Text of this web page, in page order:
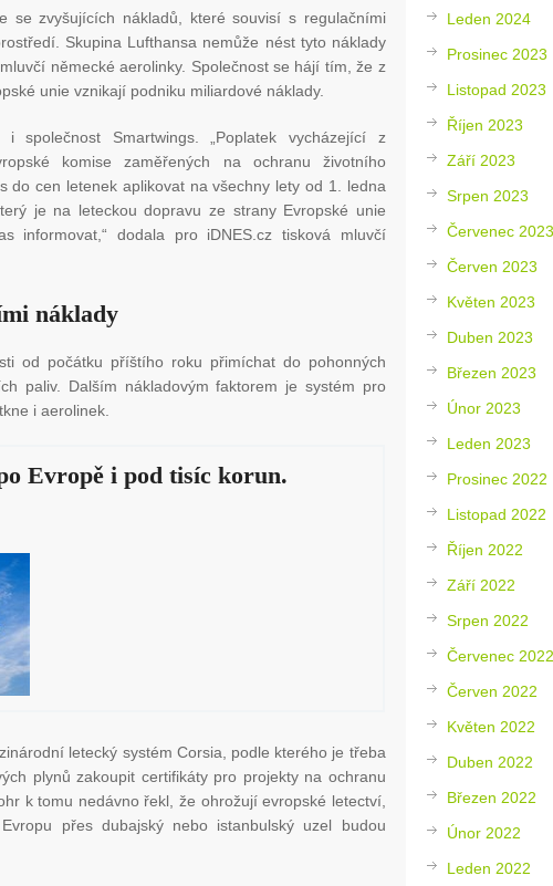
se zvyšujících nákladů, které souvisí s regulačními
Skupina Lufthansa nemůže nést tyto náklady
německé aerolinky. Společnost se hájí tím, že z
unie vznikají podniku miliardové náklady.
společnost Smartwings. „Poplatek vycházející z
komise zaměřených na ochranu životního
do cen letenek aplikovat na všechny lety od 1. ledna
je na leteckou dopravu ze strany Evropské unie
informovat,“ dodala pro iDNES.cz tisková mluvčí
náklady
od počátku příštího roku přimíchat do pohonných
paliv. Dalším nákladovým faktorem je systém pro
i aerolinek.
Evropě i pod tisíc korun.
letecký systém Corsia, podle kterého je třeba
plynů zakoupit certifikáty pro projekty na ochranu
k tomu nedávno řekl, že ohrožují evropské letectví,
přes dubajský nebo istanbulský uzel budou
Leden 2024
Prosinec 2023
Listopad 2023
Říjen 2023
Září 2023
Srpen 2023
Červenec 2023
Červen 2023
Květen 2023
Duben 2023
Březen 2023
Únor 2023
Leden 2023
Prosinec 2022
Listopad 2022
Říjen 2022
Září 2022
Srpen 2022
Červenec 2022
Červen 2022
Květen 2022
Duben 2022
Březen 2022
Únor 2022
Leden 2022